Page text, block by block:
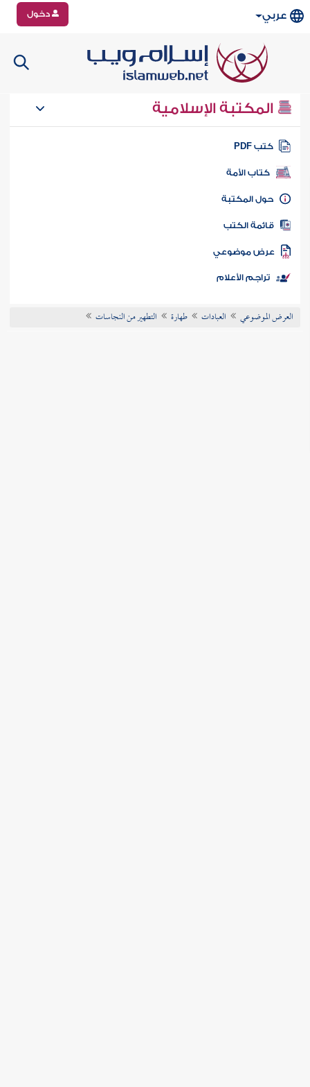
عربي دخول
المكتبة الإسلامية
كتب PDF
كتاب الأمة
المكتبة
الكتب
موضوعي
تراجم الأعلام
العرض الموضوعي العبادات طهارة التطهير من النجاسات